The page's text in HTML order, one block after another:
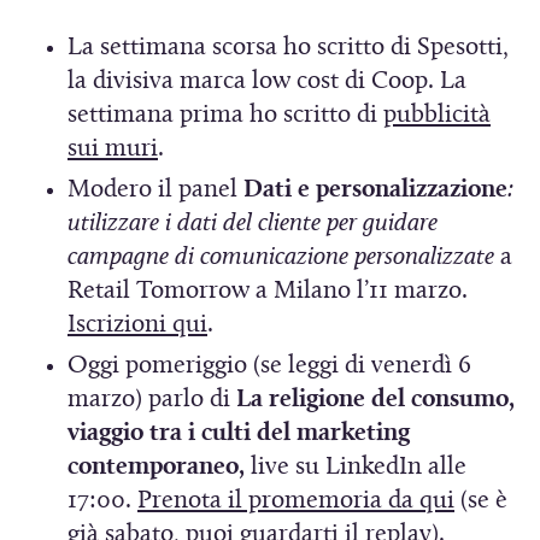
)
La settimana scorsa ho scritto di Spesotti,
la divisiva marca low cost di Coop. La
settimana prima ho scritto di pubblicità
sui muri(
S
i
a
p
r
n
a
.
Modero il panel Dati e personalizzazione:
utilizzare i dati del cliente per guidare
campagne di comunicazione personalizzate a
Retail Tomorrow a Milano l’11 marzo.
Iscrizioni qui(
S
i
a
p
r
e
.
Oggi pomeriggio (se leggi di venerdì 6
marzo) parlo di La religione del consumo,
viaggio tra i culti del marketing
contemporaneo, live su LinkedIn alle
17:00. Prenota il promemoria da qui (se è
già sabato, puoi guardarti il replay).